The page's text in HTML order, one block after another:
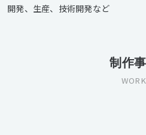
開発、生産、技術開発など
制作
WORK